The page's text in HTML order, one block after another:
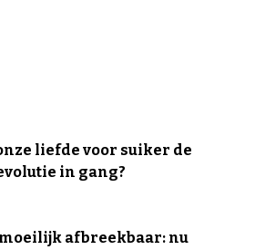
liefde voor suiker de
in gang?
moeilijk afbreekbaar: nu